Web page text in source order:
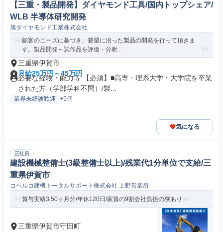
【三重・製品開発】ダイヤモンド工具/国内トップシェア/
WLB 半導体研究開発
旭ダイヤモンド工業株式会社
顧客のニーズに基づき、要望に沿った製品の開発を行って頂きま
す。製品開発～試作品を評価・分析...
三重県伊賀市
月給25万円～45万円
必要な経験・能力等 【必須】■高専・理系大学・大学院を卒業
された方（学部学科不問）/製...
業界未経験歓迎 +5個
気になる
正社員
建設機械整備士(3級整備士以上)/残業代1分単位で支給/三
重県伊賀市
コベルコ建機トータルサポート株式会社 上野営業所
賞与実績3.50ヶ月分/年休120日/家賃の9割会社負担の寮あり
三重県伊賀市守田町